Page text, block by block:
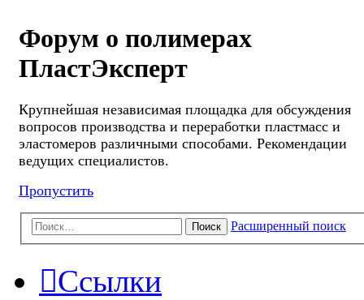
Форум о полимерах
ПластЭксперт
Крупнейшая независимая площадка для обсуждения
вопросов производства и переработки пластмасс и
эластомеров различными способами. Рекомендации
ведущих специалистов.
Пропустить
Поиск Расширенный поиск
Ссылки